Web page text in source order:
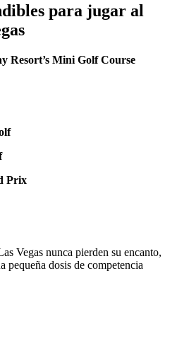
para jugar al
Resort’s Mini Golf Course
Prix
Vegas nunca pierden su encanto,
pequeña dosis de competencia